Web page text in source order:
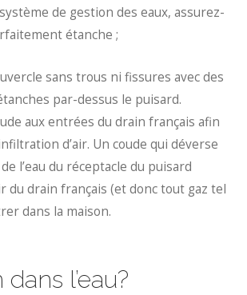
de gestion des eaux, assurez-
étanche ;
sans trous ni fissures avec des
par-dessus le puisard.
aux entrées du drain français afin
d’air. Un coude qui déverse
l’eau du réceptacle du puisard
du drain français (et donc tout gaz tel
dans la maison.
l’eau?